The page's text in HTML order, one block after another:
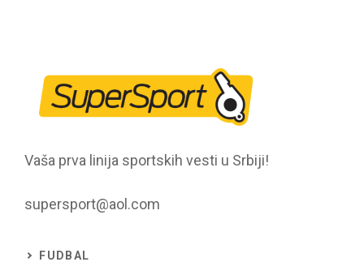
Vaša prva linija sportskih vesti u Srbiji!
supersport@aol.com
FUDBAL